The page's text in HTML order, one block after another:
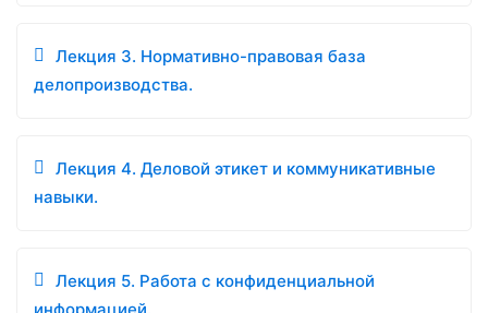
Лекция 3. Нормативно-правовая база
делопроизводства.
Лекция 4. Деловой этикет и коммуникативные
навыки.
Лекция 5. Работа с конфиденциальной